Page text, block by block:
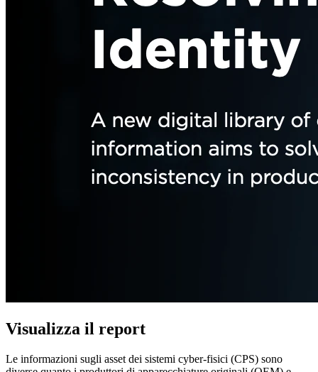
Visualizza il report
Le informazioni sugli asset dei sistemi cyber-fisici (CPS) sono